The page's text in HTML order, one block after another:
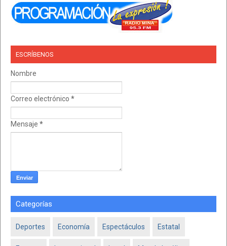
ESCRÍBENOS
Nombre
Correo electrónico *
Mensaje *
Categorías
Deportes Economía Espectáculos Estatal